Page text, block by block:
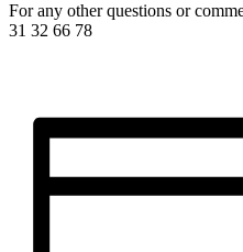
For any other questions or
31 32 66 78